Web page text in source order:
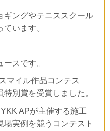
ギングやテニススクール
います。
スです。
マイル作品コンテス
別賞を受賞しました。
YKK APが主催する施工
実例を競うコンテスト